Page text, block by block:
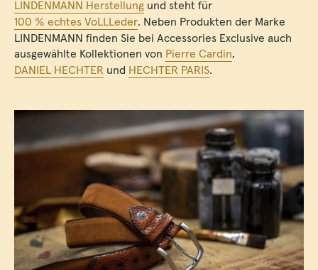
LINDENMANN Herstellung und steht für
100 % echtes VoLLLeder. Neben Produkten der Marke
LINDENMANN finden Sie bei Accessories Exclusive auch
ausgewählte Kollektionen von Pierre Cardin,
DANIEL HECHTER und HECHTER PARIS.